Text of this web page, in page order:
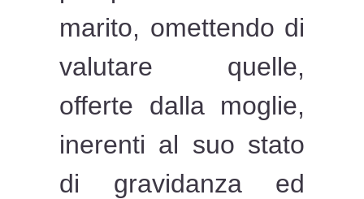
marito, omettendo di
valutare quelle,
offerte dalla moglie,
inerenti al suo stato
di gravidanza ed